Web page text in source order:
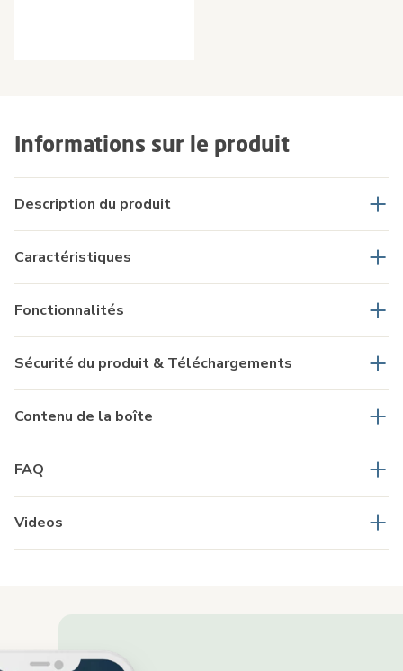
Informations sur le produit
Description du produit
Caractéristiques
Fonctionnalités
Sécurité du produit & Téléchargements
Contenu de la boîte
FAQ
Videos